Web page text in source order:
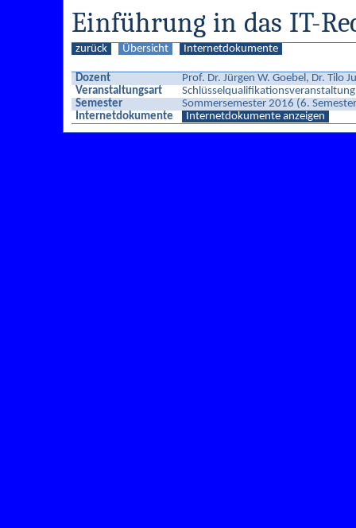
Einführung in das IT-
zurück Übersicht Internetdokumente
Dozent
Prof. Dr. Jürgen W. Goebel, Dr. Tilo
Veranstaltungsart
Semester
Sommersemester 2016 (6.
Internetdokumente
Internetdokumente anzeigen